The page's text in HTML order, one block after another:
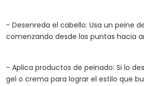
- Desenreda el cabello: Usa un peine
comenzando desde las puntas hacia
- Aplica productos de peinado: Si lo
gel o crema para lograr el estilo que